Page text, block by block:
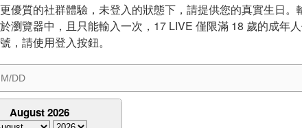
優質的社群體驗，未登入的狀態下，請提供您的真實生日。
瀏覽器中，且只能輸入一次，17 LIVE 僅限滿 18 歲的成年人
，請使用登入按鈕。
August 2026
服務條款與隱私權政策